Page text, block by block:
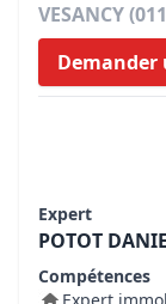
VESANCY
Demander
Expert
POTOT
Compétences